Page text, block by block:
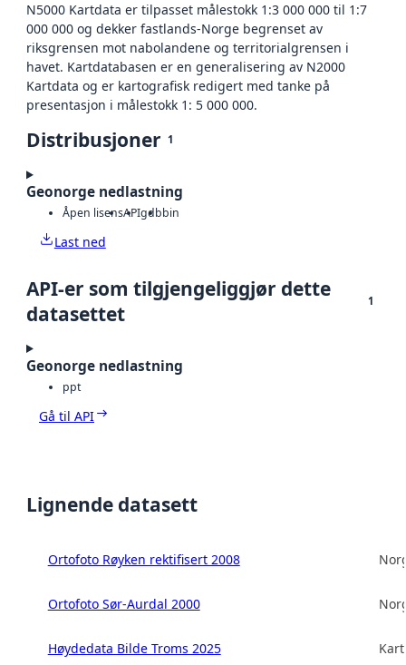
N5000 Kartdata er tilpasset målestokk 1:3 000 000 til 1:7
000 000 og dekker fastlands-Norge begrenset av
riksgrensen mot nabolandene og territorialgrensen i
havet. Kartdatabasen er en generalisering av N2000
Kartdata og er kartografisk redigert med tanke på
presentasjon i målestokk 1: 5 000 000.
Distribusjoner 1
Geonorge nedlastning
Åpen lisensAPIgdbbin
Last ned
API-er som tilgjengeliggjør dette
datasettet
1
Geonorge nedlastning
ppt
Gå til API
Lignende datasett
Ortofoto Røyken rektifisert 2008
Ortofoto Sør-Aurdal 2000
Høydedata Bilde Troms 2025